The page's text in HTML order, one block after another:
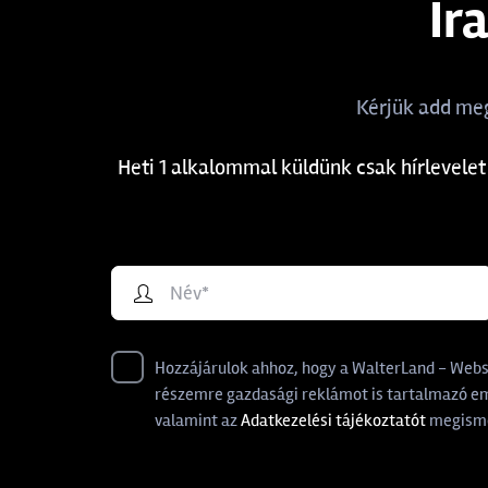
SERIE WALTER 76
SONUBAITS 12
SPECIAL-MIX 67
STARBAITS 4
STÉG 175
Kérjük add
Heti 1 alkalommal küldünk csak hírlevelet
Hozzájárulok ahhoz, hogy a WalterLand -
részemre gazdasági reklámot is tartalmazó
valamint azAdatkezelési tájékoztatót